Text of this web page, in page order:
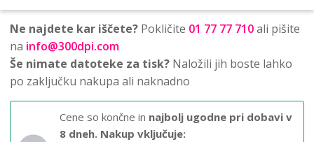
Ne najdete kar iščete? Pokličite 01 77 77 710ali pišite
na info@300dpi.com
Še nimate datoteke za tisk? Naložili jih boste lahko
po zaključku nakupa ali naknadno
Cene so končne in najbolj ugodne pri dobavi v
8 dneh. Nakup vključuje: